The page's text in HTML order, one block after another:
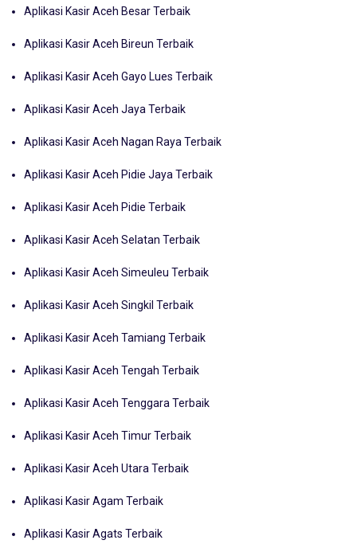
Aplikasi Kasir Aceh Besar Terbaik
Aplikasi Kasir Aceh Bireun Terbaik
Aplikasi Kasir Aceh Gayo Lues Terbaik
Aplikasi Kasir Aceh Jaya Terbaik
Aplikasi Kasir Aceh Nagan Raya Terbaik
Aplikasi Kasir Aceh Pidie Jaya Terbaik
Aplikasi Kasir Aceh Pidie Terbaik
Aplikasi Kasir Aceh Selatan Terbaik
Aplikasi Kasir Aceh Simeuleu Terbaik
Aplikasi Kasir Aceh Singkil Terbaik
Aplikasi Kasir Aceh Tamiang Terbaik
Aplikasi Kasir Aceh Tengah Terbaik
Aplikasi Kasir Aceh Tenggara Terbaik
Aplikasi Kasir Aceh Timur Terbaik
Aplikasi Kasir Aceh Utara Terbaik
Aplikasi Kasir Agam Terbaik
Aplikasi Kasir Agats Terbaik